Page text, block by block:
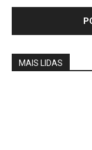
MAIS LIDAS